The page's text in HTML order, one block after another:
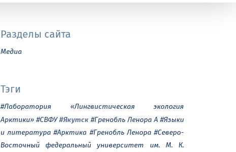
Разделы сайта
Медиа
Тэги
#Лаборатория «Лингвистическая экология
Арктики» #СВФУ #Якутск #Гренобль Ленора А #Языки
и литература #Арктика #Гренобль Ленора #Северо-
Восточный федеральный университет им. М. К.